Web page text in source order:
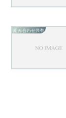
組み合わせ共有